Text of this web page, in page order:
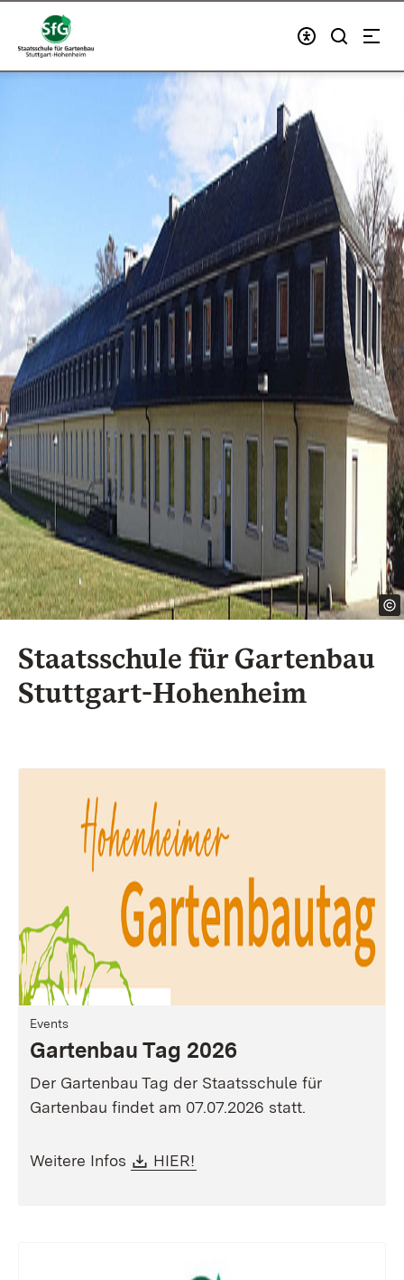
Zum Inhalt springen
Link zur Startseite
Staatsschule für Gartenbau
Stuttgart-Hohenheim
Events
Gartenbau Tag 2026
Der Gartenbau Tag der Staatsschule für
Gartenbau findet am 07.07.2026 statt.
Weitere Infos Download:
HIER!